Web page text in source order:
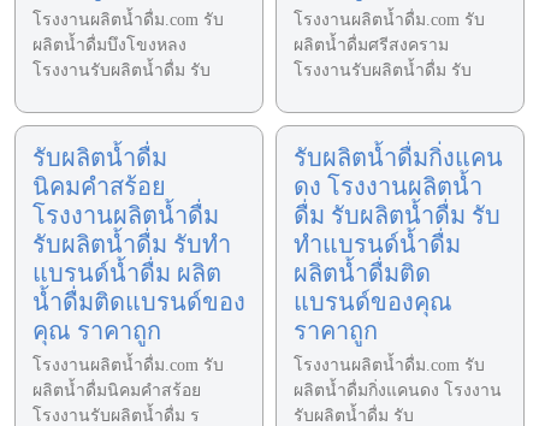
โรงงานผลิตน้ำดื่ม.com รับ
ผลิตน้ำดื่มบึงโขงหลง
โรงงานรับผลิตน้ำดื่ม รับ
โรงงานผลิตน้ำดื่ม.com รับ
ผลิตน้ำดื่มศรีสงคราม
โรงงานรับผลิตน้ำดื่ม รับ
รับผลิตน้ำดื่ม
นิคมคำสร้อย
โรงงานผลิตน้ำดื่ม
รับผลิตน้ำดื่ม รับทำ
แบรนด์น้ำดื่ม ผลิต
น้ำดื่มติดแบรนด์ของ
คุณ ราคาถูก
โรงงานผลิตน้ำดื่ม.com รับ
ผลิตน้ำดื่มนิคมคำสร้อย
โรงงานรับผลิตน้ำดื่ม ร
รับผลิตน้ำดื่มกิ่งแคน
ดง โรงงานผลิตน้ำ
ดื่ม รับผลิตน้ำดื่ม รับ
ทำแบรนด์น้ำดื่ม
ผลิตน้ำดื่มติด
แบรนด์ของคุณ
ราคาถูก
โรงงานผลิตน้ำดื่ม.com รับ
ผลิตน้ำดื่มกิ่งแคนดง โรงงาน
รับผลิตน้ำดื่ม รับ